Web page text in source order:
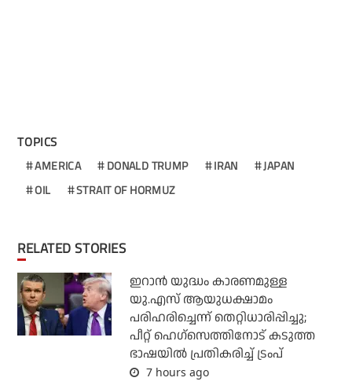
TOPICS
AMERICA DONALD TRUMP IRAN
JAPAN
OIL
STRAIT OF HORMUZ
RELATED STORIES
ഇറാന്‍ യുദ്ധം കാരണമുള്ള
യു.എസ് ആയുധക്ഷാമം
പരിഹരിച്ചെന്ന് തെറ്റിധാരിപ്പിച്ചു;
പീറ്റ് ഹെഗ്‌സെത്തിനോട് കടുത്ത
ഭാഷയില്‍ പ്രതികരിച്ച് ട്രംപ്
7 hours ago